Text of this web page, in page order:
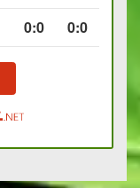
0:0 0:0